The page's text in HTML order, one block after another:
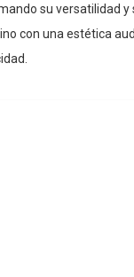
su versatilidad y
con una estética